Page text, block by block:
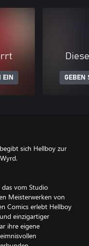
EIN GEBEN
sich Hellboy zur
vom Studio
Meisterwerken von
Comics erlebt Hellboy
einzigartiger
ihre eigene